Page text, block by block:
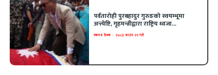
पर्वतारोही पुरबहादुर गुरुङको स्वयम्भूमा
अन्त्येष्टि, गृहमन्त्रीद्वारा राष्ट्रिय ध्वजा...
एकपत्र डेस्क - २०८३ साउन २२ गते